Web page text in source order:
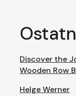
Discover the
Wooden Row
Helge Werner